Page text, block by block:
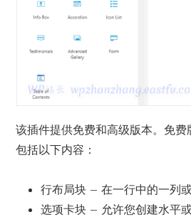
该插件提供免费和高级版本。免费
包括以下内容：
行布局块 – 在一行中的一列
选项卡块 – 允许您创建水平